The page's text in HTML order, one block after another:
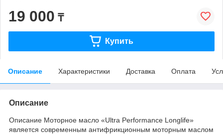
19 000 ₸
Купить
Описание Характеристики Доставка Оплата
Описание
Описание Моторное масло «Ultra Performance Longlife»
является современным антифрикционным моторным маслом